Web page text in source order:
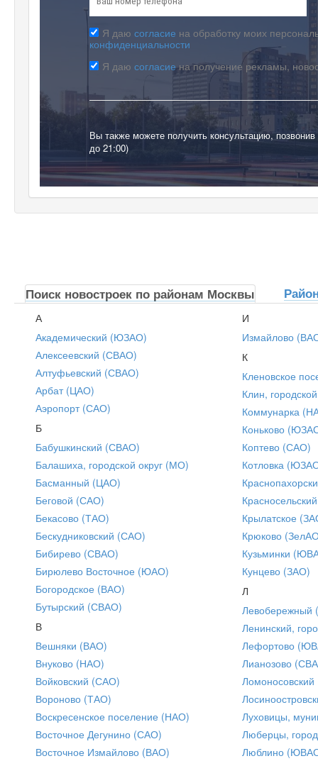
Я даю согласие на обработку моих
конфиденциальности
Я даю согласиена получение рекламы,
Вы также можете получить консультацию,
до 21:00)
Поиск новостроек по районам Москвы
А
Академический (ЮЗАО)
Алексеевский (СВАО)
Алтуфьевский (СВАО)
Арбат (ЦАО)
Аэропорт (САО)
Б
Бабушкинский (СВАО)
Балашиха, городской округ (МО)
Басманный (ЦАО)
Беговой (САО)
Бекасово (ТАО)
Бескудниковский (САО)
Бибирево (СВАО)
Бирюлево Восточное (ЮАО)
Богородское (ВАО)
Бутырский (СВАО)
В
Вешняки (ВАО)
Внуково (НАО)
Войковский (САО)
Вороново (ТАО)
Воскресенское поселение (НАО)
Восточное Дегунино (САО)
Восточное Измайлово (ВАО)
И
Измайлово
К
Кленовское
Клин,
Коммунарка
Коньково
Коптево (САО)
Котловка
Крылатское
Крюково
Кузьминки
Кунцево (ЗАО)
Л
Ленинский,
Лефортово
Лианозово
Луховицы,
Люберцы,
Люблино